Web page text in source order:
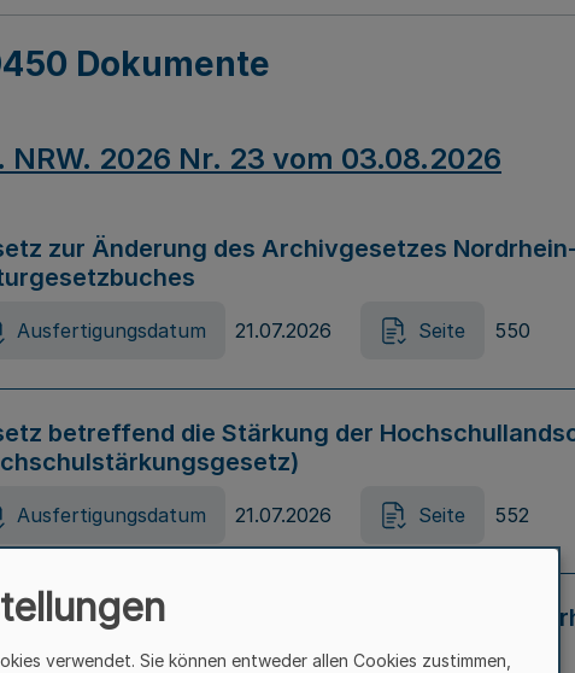
Dokumente
NRW. 2026 Nr. 23 vom 03.08.2026
zur Änderung des Archivgesetzes
Ausfertigungsdatum 21.07.2026 Seite 550
betreffend die Stärkung der
Ausfertigungsdatum 21.07.2026 Seite 552
zur Vermeidung von Diskriminierung in
– LADG NRW)
verwendet. Sie können entweder allen Cookies zustimmen,